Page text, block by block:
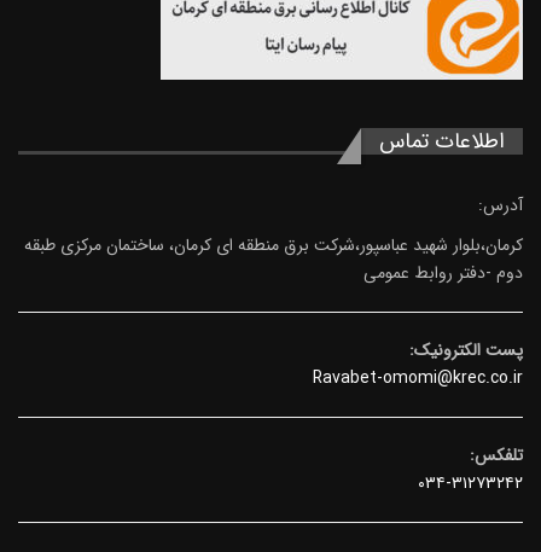
اطلاعات تماس
آدرس:
کرمان،بلوار شهید عباسپور،شرکت برق منطقه ای کرمان، ساختمان مرکزی طبقه
دوم -دفتر روابط عمومی
پست الکترونیک:
Ravabet-omomi@krec.co.ir
تلفکس:
۰۳۴-۳۱۲۷۳۲۴۲